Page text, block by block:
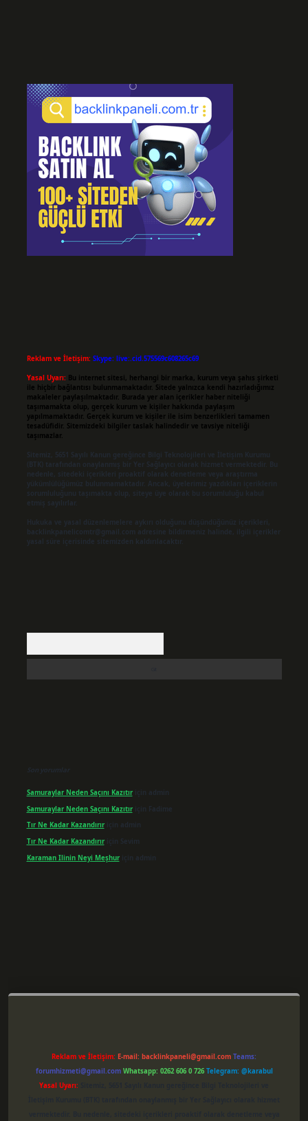
Reklam ve İletişim: Skype: live:.cid.575569c608265c69
Yasal Uyarı: Bu internet sitesi, herhangi bir marka, kurum veya şahıs şirketi
ile hiçbir bağlantısı bulunmamaktadır. Sitede yalnızca kendi hazırladığımız
makaleler paylaşılmaktadır. Burada yer alan içerikler haber niteliği
taşımamakta olup, gerçek kurum ve kişiler hakkında paylaşım
yapılmamaktadır. Gerçek kurum ve kişiler ile isim benzerlikleri tamamen
tesadüfidir. Sitemizdeki bilgiler taslak halindedir ve tavsiye niteliği
taşımazlar.
Sitemiz, 5651 Sayılı Kanun gereğince Bilgi Teknolojileri ve İletişim Kurumu
(BTK) tarafından onaylanmış bir Yer Sağlayıcı olarak hizmet vermektedir. Bu
nedenle, sitedeki içerikleri proaktif olarak denetleme veya araştırma
yükümlülüğümüz bulunmamaktadır. Ancak, üyelerimiz yazdıkları içeriklerin
sorumluluğunu taşımakta olup, siteye üye olarak bu sorumluluğu kabul
etmiş sayılırlar.
Hukuka ve yasal düzenlemelere aykırı olduğunu düşündüğünüz içerikleri,
backlinkpanelicomtr@gmail.com
adresine bildirmeniz halinde, ilgili içerikler
yasal süre içerisinde sitemizden kaldırılacaktır.
Son yorumlar
Samuraylar Neden Saçını Kazıtıriçin admin
Samuraylar Neden Saçını Kazıtıriçin Fadime
Tır Ne Kadar Kazandırıriçin admin
Tır Ne Kadar Kazandırıriçin Sevim
Karaman Ilinin Neyi Meşhuriçin admin
Reklam ve İletişim: E-mail: backlinkpaneli@gmail.com Teams:
forumhizmeti@gmail.com Whatsapp: 0262 606 0 726 Telegram: @karabul
Yasal Uyarı: